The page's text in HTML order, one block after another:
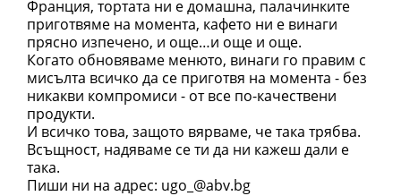
Франция, тортата ни е домашна, палачинките
приготвяме на момента, кафето ни е винаги
прясно изпечено, и още…и още и още.
Когато обновяваме менюто, винаги го правим с
мисълта всичко да се приготвя на момента - без
никакви компромиси - от все по-качествени
продукти.
И всичко това, защото вярваме, че така трябва.
Всъщност, надяваме сe ти да ни кажеш дали е
така.
Пиши ни на адрес: ugo_@abv.bg